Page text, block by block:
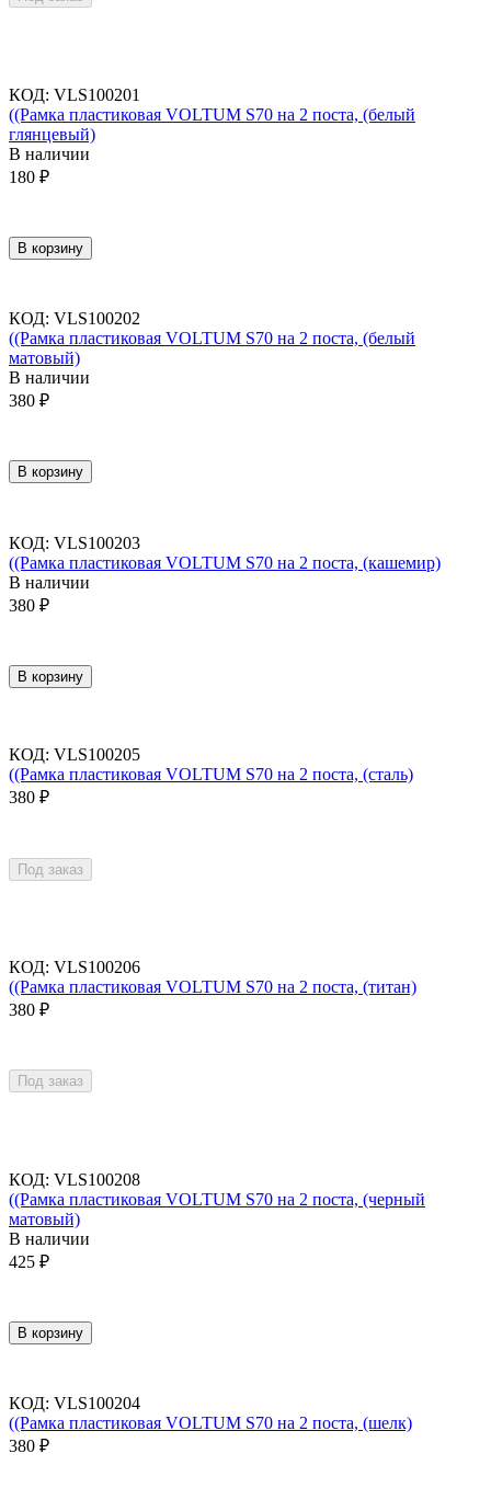
КОД: VLS100201
((Рамка пластиковая VOLTUM S70 на 2 поста, (белый
глянцевый)
В наличии
180 ₽
В корзину
КОД: VLS100202
((Рамка пластиковая VOLTUM S70 на 2 поста, (белый
матовый)
В наличии
380 ₽
В корзину
КОД: VLS100203
((Рамка пластиковая VOLTUM S70 на 2 поста, (кашемир)
В наличии
380 ₽
В корзину
КОД: VLS100205
((Рамка пластиковая VOLTUM S70 на 2 поста, (сталь)
380 ₽
Под заказ
КОД: VLS100206
((Рамка пластиковая VOLTUM S70 на 2 поста, (титан)
380 ₽
Под заказ
КОД: VLS100208
((Рамка пластиковая VOLTUM S70 на 2 поста, (черный
матовый)
В наличии
425 ₽
В корзину
КОД: VLS100204
((Рамка пластиковая VOLTUM S70 на 2 поста, (шелк)
380 ₽